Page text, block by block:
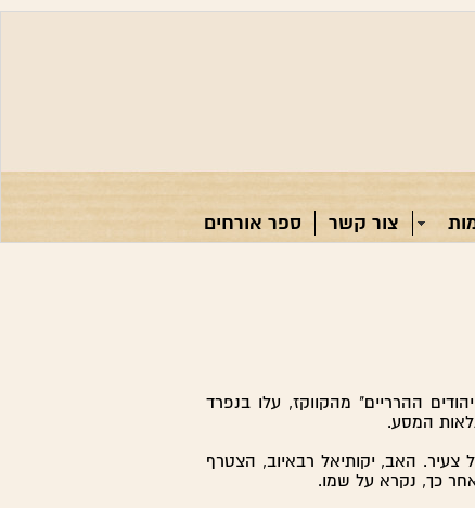
צור קשר ספר אורחים
"היהודים ההרריים" מהקווקז, עלו בנפרד
המסע.
צעיר. האב, יקותיאל רבאיוב, הצטרף